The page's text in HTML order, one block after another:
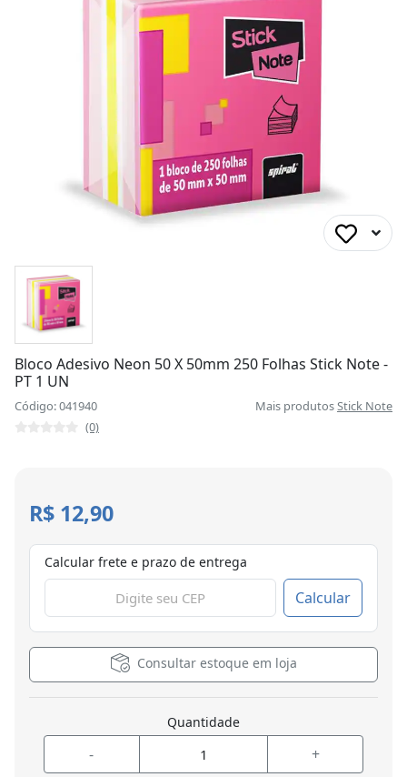
Bloco Adesivo Neon 50 X 50mm 250 Folhas Stick Note -
PT 1 UN
Código: 041940 Mais produtosStick Note
(0)
R$ 12,90
Calcular frete e prazo de entrega
Calcular
Consultar estoque em loja
Quantidade
- +